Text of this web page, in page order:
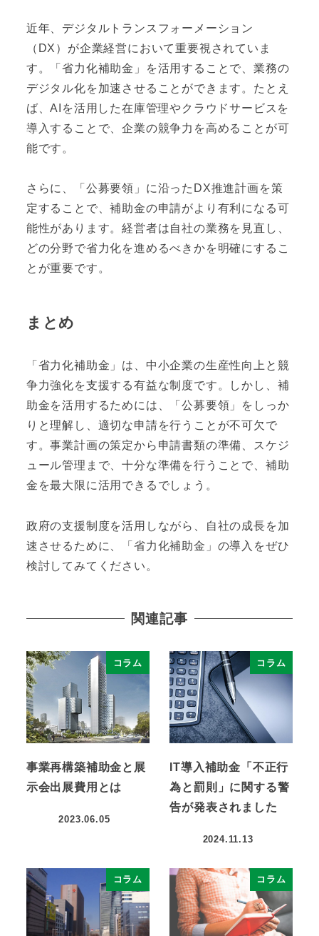
近年、デジタルトランスフォーメーション
（DX）が企業経営において重要視されていま
す。「省力化補助金」を活用することで、業務の
デジタル化を加速させることができます。たとえ
ば、AIを活用した在庫管理やクラウドサービスを
導入することで、企業の競争力を高めることが可
能です。
さらに、「公募要領」に沿ったDX推進計画を策
定することで、補助金の申請がより有利になる可
能性があります。経営者は自社の業務を見直し、
どの分野で省力化を進めるべきかを明確にするこ
とが重要です。
まとめ
「省力化補助金」は、中小企業の生産性向上と競
争力強化を支援する有益な制度です。しかし、補
助金を活用するためには、「公募要領」をしっか
りと理解し、適切な申請を行うことが不可欠で
す。事業計画の策定から申請書類の準備、スケジ
ュール管理まで、十分な準備を行うことで、補助
金を最大限に活用できるでしょう。
政府の支援制度を活用しながら、自社の成長を加
速させるために、「省力化補助金」の導入をぜひ
検討してみてください。
関連記事
コラム
事業再構築補助金と展
示会出展費用とは
2023.06.05
コラム
IT導入補助金「不正行
為と罰則」に関する警
告が発表されました
2024.11.13
コラム コラム